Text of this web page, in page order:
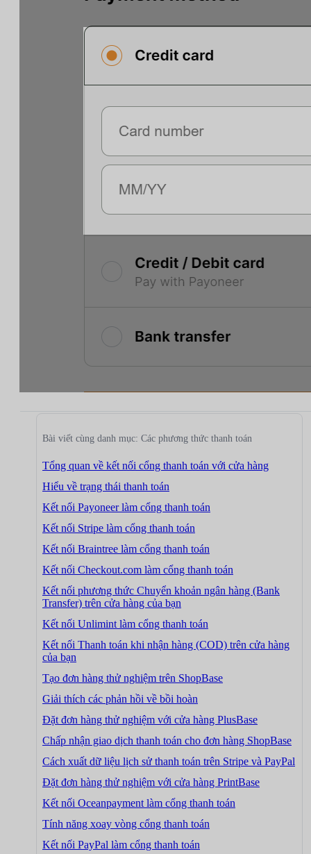
Bài viết cùng danh mục: Các phương thức thanh toán
Tổng quan về kết nối cổng thanh toán với cửa hàng
Hiểu về trạng thái thanh toán
Kết nối Payoneer làm cổng thanh toán
Kết nối Stripe làm cổng thanh toán
Kết nối Braintree làm cổng thanh toán
Kết nối Checkout.com làm cổng thanh toán
Kết nối phương thức Chuyển khoản ngân hàng (Bank
Transfer) trên cửa hàng của bạn
Kết nối Unlimint làm cổng thanh toán
Kết nối Thanh toán khi nhận hàng (COD) trên cửa hàng
của bạn
Tạo đơn hàng thử nghiệm trên ShopBase
Giải thích các phản hồi về bồi hoàn
Đặt đơn hàng thử nghiệm với cửa hàng PlusBase
Chấp nhận giao dịch thanh toán cho đơn hàng ShopBase
Cách xuất dữ liệu lịch sử thanh toán trên Stripe và PayPal
Đặt đơn hàng thử nghiệm với cửa hàng PrintBase
Kết nối Oceanpayment làm cổng thanh toán
Tính năng xoay vòng cổng thanh toán
Kết nối PayPal làm cổng thanh toán